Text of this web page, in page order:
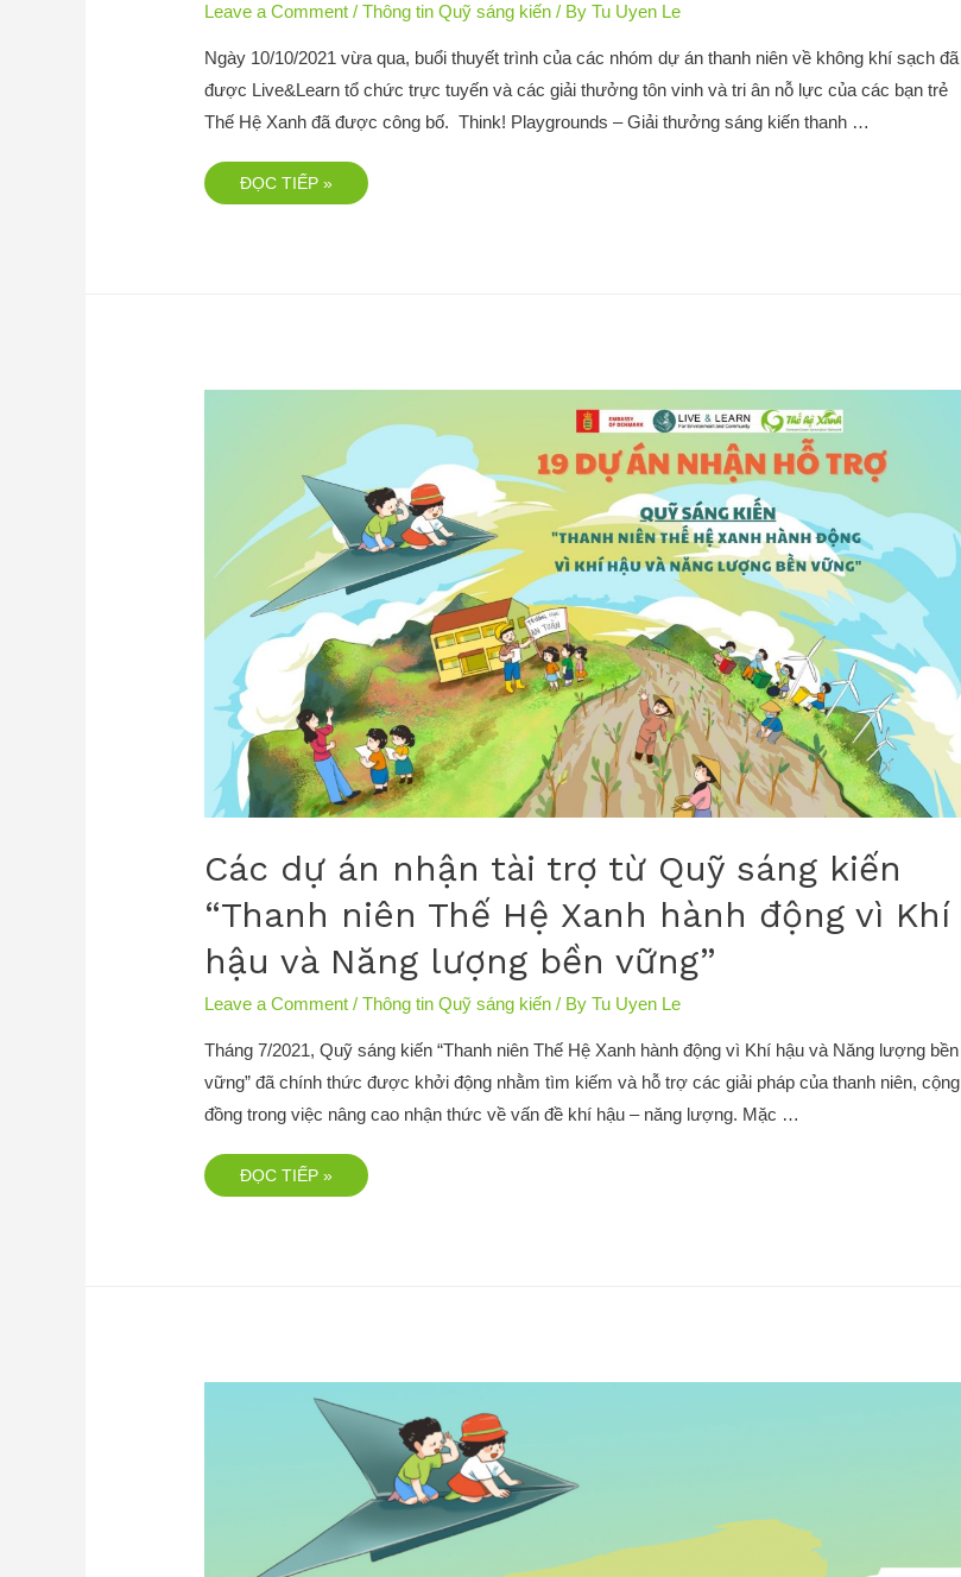
Leave a Comment /Thông tin Quỹ sáng kiến / ByTu Uyen Le
Ngày 10/10/2021 vừa qua, buổi thuyết trình của các nhóm dự án thanh niên về không khí sạch đã
được Live&Learn tổ chức trực tuyến và các giải thưởng tôn vinh và tri ân nỗ lực của các bạn trẻ
Thế Hệ Xanh đã được công bố. Think! Playgrounds – Giải thưởng sáng kiến thanh …
ĐỌC TIẾP »
Các dự án nhận tài trợ từ Quỹ sáng kiến
“Thanh niên Thế Hệ Xanh hành động vì Khí
hậu và Năng lượng bền vững”
Leave a Comment /Thông tin Quỹ sáng kiến / ByTu Uyen Le
Tháng 7/2021, Quỹ sáng kiến “Thanh niên Thế Hệ Xanh hành động vì Khí hậu và Năng lượng bền
vững” đã chính thức được khởi động nhằm tìm kiếm và hỗ trợ các giải pháp của thanh niên, cộng
đồng trong việc nâng cao nhận thức về vấn đề khí hậu – năng lượng. Mặc …
ĐỌC TIẾP »